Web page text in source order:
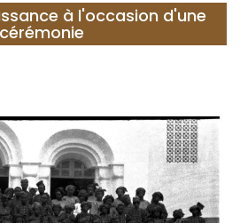
à l'occasion d'une
cérémonie